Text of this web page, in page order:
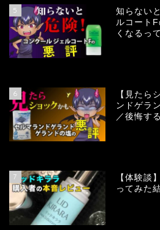
5
知らない
ルコート
くなるっ
6
【見たら
ンドゲラ
／後悔す
7
【体験談
ってみた